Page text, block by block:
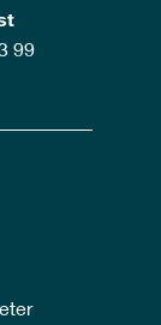
99